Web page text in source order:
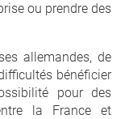
ou prendre des
allemandes, de
bénéficier
pour des
la France et